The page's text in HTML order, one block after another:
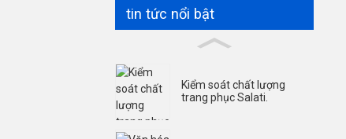
tin tức nổi bật
Kiểm soát chất lượng
trang phục Salati.